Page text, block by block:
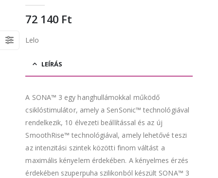
72 140 Ft
Lelo
LEÍRÁS
A SONA™ 3 egy hanghullámokkal működő
csiklóstimulátor, amely a SenSonic™ technológiával
rendelkezik, 10 élvezeti beállítással és az új
SmoothRise™ technológiával, amely lehetővé teszi
az intenzitási szintek közötti finom váltást a
maximális kényelem érdekében. A kényelmes érzés
érdekében szuperpuha szilikonból készült SONA™ 3